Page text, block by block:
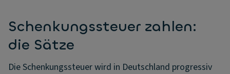
Schenkungssteuer zahlen:
die Sätze
Die Schenkungssteuer wird in Deutschland progressiv